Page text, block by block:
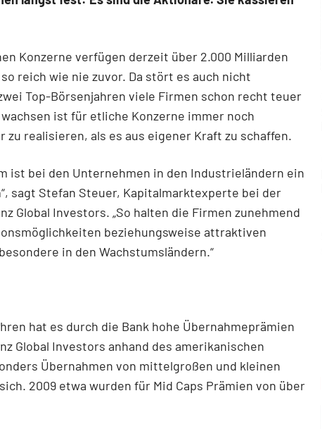
Konzerne verfügen derzeit über 2.000 Milliarden
reich wie nie zuvor. Da stört es auch nicht
Top-Börsenjahren viele Firmen schon recht teuer
ist für etliche Konzerne immer noch
zu realisieren, als es aus eigener Kraft zu schaffen.
ist bei den Unternehmen in den Industrieländern ein
sagt Stefan Steuer, Kapitalmarktexperte bei der
Global Investors. „So halten die Firmen zunehmend
beziehungsweise attraktiven
in den Wachstumsländern.“
hat es durch die Bank hohe Übernahmeprämien
Global Investors anhand des amerikanischen
Übernahmen von mittelgroßen und kleinen
2009 etwa wurden für Mid Caps Prämien von über